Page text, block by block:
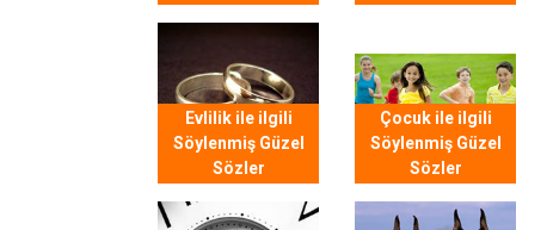
Evlilik ile ilgili
Söylenmiş Güzel
Sözler
Çocuk ile ilgili
Söylenmiş Güzel
Sözler